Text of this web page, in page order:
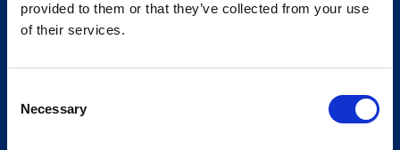
provided to them or that they’ve collected from your use
of their services.
Selection
Necessary